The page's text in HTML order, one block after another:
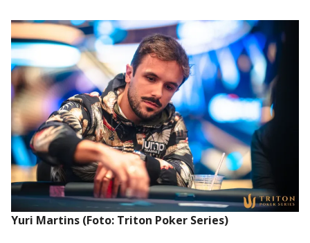
Yuri Martins (Foto: Triton Poker Series)